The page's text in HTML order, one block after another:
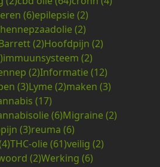
(6)epilepsie (2)
hennepzaadolie (2)
(2)Hoofdpijn (2)
immuunsysteem (2)
(2)Informatie (12)
(3)Lyme (2)maken (3)
(17)
(6)Migraine (2)
pijn (3)reuma (6)
THC-olie (61)veilig (2)
(2)Werking (6)